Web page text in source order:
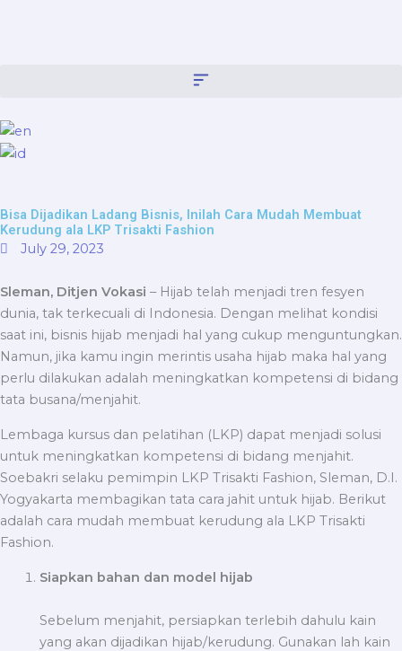
Bisa Dijadikan Ladang Bisnis, Inilah Cara Mudah Membuat
Kerudung ala LKP Trisakti Fashion
July 29, 2023
Sleman, Ditjen Vokasi – Hijab telah menjadi tren fesyen
dunia, tak terkecuali di Indonesia. Dengan melihat kondisi
saat ini, bisnis hijab menjadi hal yang cukup menguntungkan.
Namun, jika kamu ingin merintis usaha hijab maka hal yang
perlu dilakukan adalah meningkatkan kompetensi di bidang
tata busana/menjahit.
Lembaga kursus dan pelatihan (LKP) dapat menjadi solusi
untuk meningkatkan kompetensi di bidang menjahit.
Soebakri selaku pemimpin LKP Trisakti Fashion, Sleman, D.I.
Yogyakarta membagikan tata cara jahit untuk hijab. Berikut
adalah cara mudah membuat kerudung ala LKP Trisakti
Fashion.
Siapkan bahan dan model hijab
Sebelum menjahit, persiapkan terlebih dahulu kain
yang akan dijadikan hijab/kerudung. Gunakan lah kain